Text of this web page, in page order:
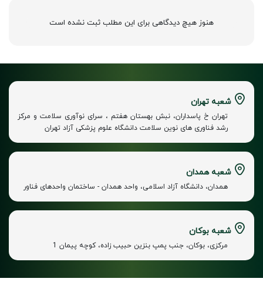
هنوز هیچ دیدگاهی برای این مطلب ثبت نشده است
شعبه تهران
تهران خ پاسداران، نبش بهستان هفتم ، سرای نوآوری سلامت و مرکز
رشد فناوری های نوین سلامت دانشگاه علوم پزشکی آزاد تهران
شعبه همدان
همدان، دانشگاه آزاد اسلامی، واحد همدان - ساختمان واحدهای فناور
شعبه بوکان
مرکزی، بوکان، جنب پمپ بنزین حبیب زاده، کوچه پیمان 1